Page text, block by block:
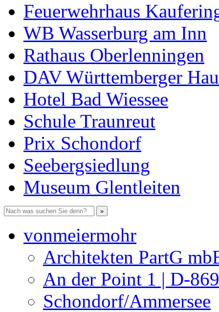
Feuerwehrhaus
WB Wasserburg am Inn
Rathaus Oberlenningen
DAV Württemberger
Hotel Bad Wiessee
Schule Traunreut
Prix Schondorf
Seebergsiedlung
Museum Glentleiten
vonmeiermohr
Architekten PartG
An der Point 1 | D-
Schondorf/Ammersee